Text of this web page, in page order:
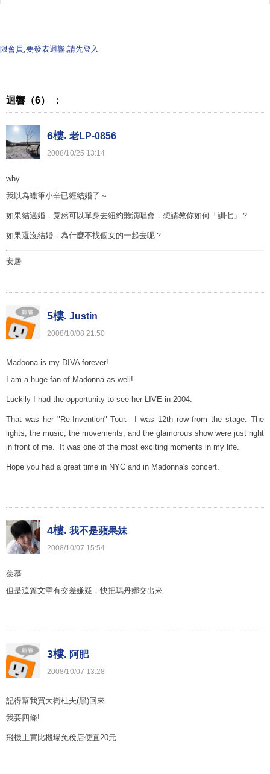
限會員,要發表迴響,請先登入
迴響（6） ：
6樓. 老LP-0856
2008/10/25 13:14
why
我以為蠟筆小辛已經結婚了～
如果結過婚，竟然可以單身去紐約聽演唱會，想請教你如何「訓七」？
如果還沒結婚，為什麼不找個女的一起去呢？
安居
5樓. Justin
2008/10/08 21:50
Madoona is my DIVA forever!
I am a huge fan of Madonna as well!
Luckily I had the opportunity to see her LIVE in 2004.
That was her "Re-Invention" Tour. I was 12th row from the stage. The
lights, the music, the movements, and the glamorous show were just right
in front of me. It was one of the most exciting moments in my life.
Hope you had a great time in NYC and in Madonna's concert.
4樓. 我不是蘋果妹
2008/10/07 15:54
羨慕
但是這篇文章有交差嫌疑，快把瑪丹娜交出來
3樓. 阿肥
2008/10/07 13:28
記得幫我買大衛杜夫(黑)回來
我要四條!
飛機上買比機場免稅店便宜20元